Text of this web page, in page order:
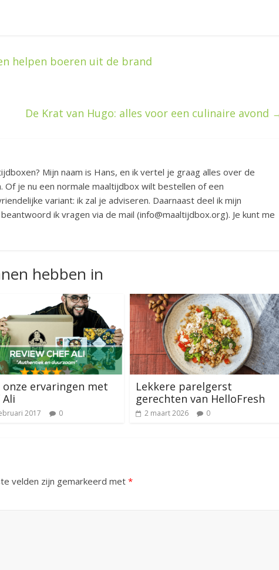
helpen boeren uit de brand
De Krat van Hugo: alles voor een culinaire avond
Mijn naam is Hans, en ik vertel je graag alles over de
Of je nu een normale maaltijdbox wilt bestellen of een
variant: ik zal je adviseren. Daarnaast deel ik mijn
ik vragen via de mail (info@maaltijdbox.org). Je kunt me
hebben in
onze ervaringen met
Ali
2017 0
Lekkere parelgerst
gerechten van HelloFresh
2 maart 2026 0
velden zijn gemarkeerd met*